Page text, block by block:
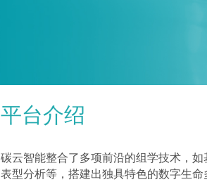
平台介绍
碳云智能整合了多项前沿的组学技术，
表型分析等，搭建出独具特色的数字生